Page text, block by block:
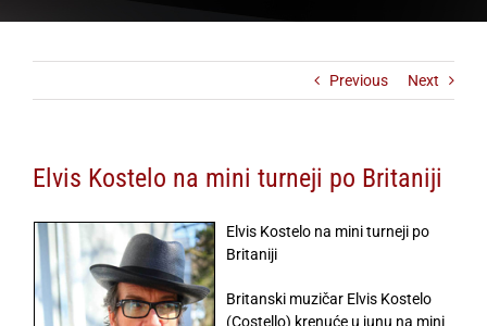
Previous Next
Elvis Kostelo na mini turneji po Britaniji
Elvis Kostelo na mini turneji po
Britaniji
Britanski muzičar Elvis Kostelo
(Costello) krenuće u junu na mini